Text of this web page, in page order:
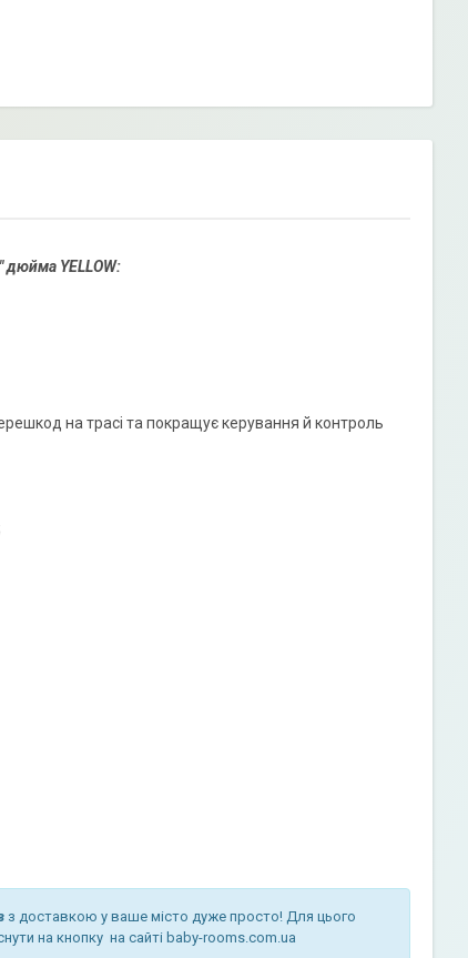
дюйма YELLOW:
на трасі та покращує керування й контроль
з доставкою у ваше місто дуже просто! Для цього
на кнопку на сайті baby-rooms.com.ua